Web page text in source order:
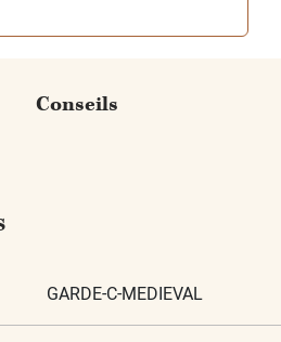
Conseils
GARDE-C-MEDIEVAL